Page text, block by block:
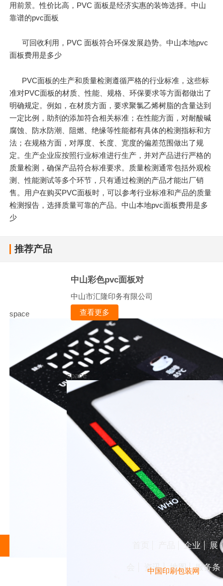
用前景。性价比高，PVC 面板是经济实惠的装饰选择。中山
靠谱的pvc面板
可回收利用，PVC 面板符合环保发展趋势。中山本地pvc
面板费用是多少
PVC面板的生产和质量检测遵循严格的行业标准，这些标
准对PVC面板的材质、性能、规格、环保要求等方面都做出了
明确规定。例如，在材质方面，要求聚氯乙烯树脂的含量达到
一定比例，助剂的添加符合相关标准；在性能方面，对耐酸碱
腐蚀、防水防潮、阻燃、绝缘等性能都有具体的检测指标和方
法；在规格方面，对厚度、长度、宽度的偏差范围做出了规
定。生产企业应按照行业标准进行生产，并对产品进行严格的
质量检测，确保产品符合标准要求。质量检测通常包括外观检
测、性能测试等多个环节，只有通过检测的产品才能出厂销
售。用户在购买PVC面板时，可以参考行业标准和产品的质量
检测报告，选择质量可靠的产品。中山本地pvc面板费用是多
少
推荐产品
space
中山彩色pvc面板对
中山市汇隆印务有限公司
查看更多
space
企业 展
资讯 地图 服务条
中国印刷包装网